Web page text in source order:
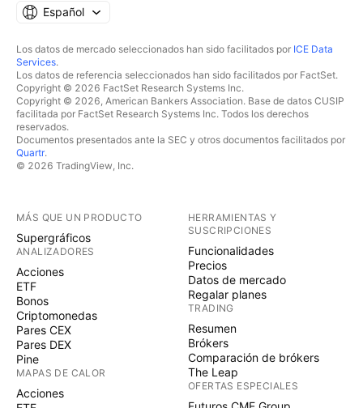
Español
Los datos de mercado seleccionados han sido facilitados por ICE Data
Services.
Los datos de referencia seleccionados han sido facilitados por FactSet.
Copyright © 2026 FactSet Research Systems Inc.
Copyright © 2026, American Bankers Association. Base de datos CUSIP
facilitada por FactSet Research Systems Inc. Todos los derechos
reservados.
Documentos presentados ante la SEC y otros documentos facilitados por
Quartr.
© 2026 TradingView, Inc.
MÁS QUE UN PRODUCTO
Supergráficos
ANALIZADORES
Acciones
ETF
Bonos
Criptomonedas
Pares CEX
Pares DEX
Pine
MAPAS DE CALOR
Acciones
HERRAMIENTAS Y
SUSCRIPCIONES
Funcionalidades
Precios
Datos de mercado
Regalar planes
TRADING
Resumen
Brókers
Comparación de brókers
The Leap
OFERTAS ESPECIALES